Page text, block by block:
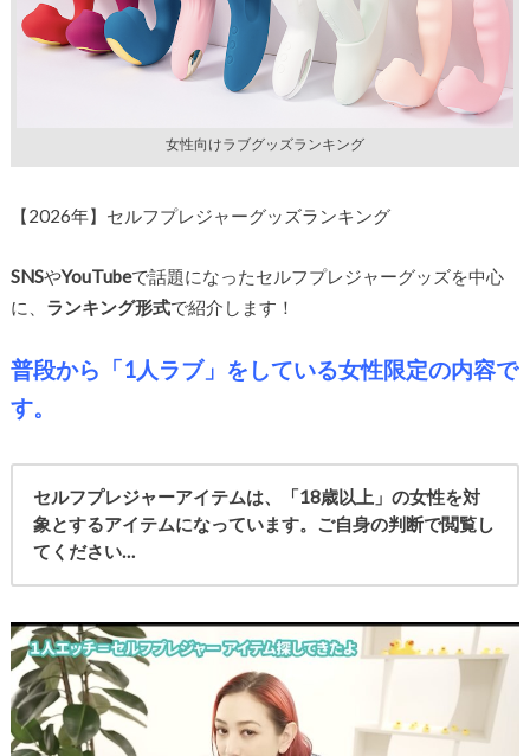
女性向けラブグッズランキング
【2026年】セルフプレジャーグッズランキング
SNSやYouTubeで話題になったセルフプレジャーグッズを中心
に、 ランキング形式で紹介します！
普段から「1人ラブ」をしている女性限定の内容で
す。
セルフプレジャーアイテムは、「18歳以上」の女性を対
象とするアイテムになっています。ご自身の判断で閲覧し
てください…